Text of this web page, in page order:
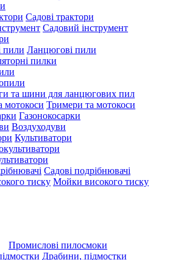
Садові трактори
Садовий інструмент
Ланцюгові пили
пилки
та шини для ланцюгових пил
Тримери та мотокоси
Газонокосарки
Воздуходуви
Культиватори
Садові подрібнювачі
Мойки високого тиску
Промислові пилосмоки
Драбини, підмостки